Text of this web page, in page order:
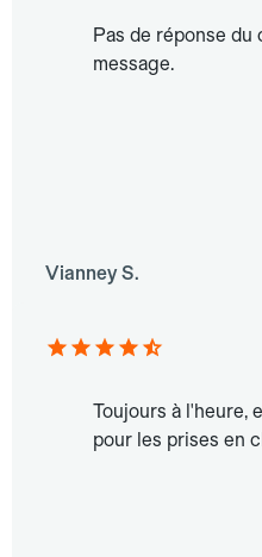
Pas de réponse du
message.
Vianney S.
Toujours à l'heure,
pour les prises en